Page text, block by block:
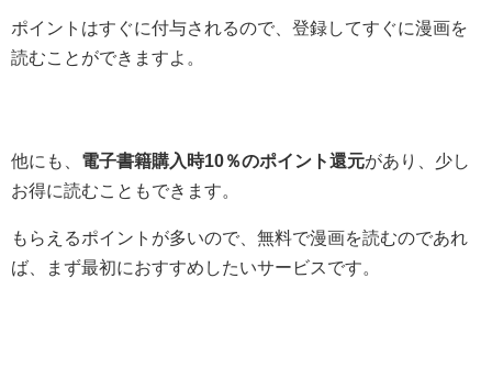
ポイントはすぐに付与されるので、登録してすぐに漫画を
読むことができますよ。
他にも、 電子書籍購入時10％のポイント還元があり、少し
お得に読むこともできます。
もらえるポイントが多いので、無料で漫画を読むのであれ
ば、まず最初におすすめしたいサービスです。